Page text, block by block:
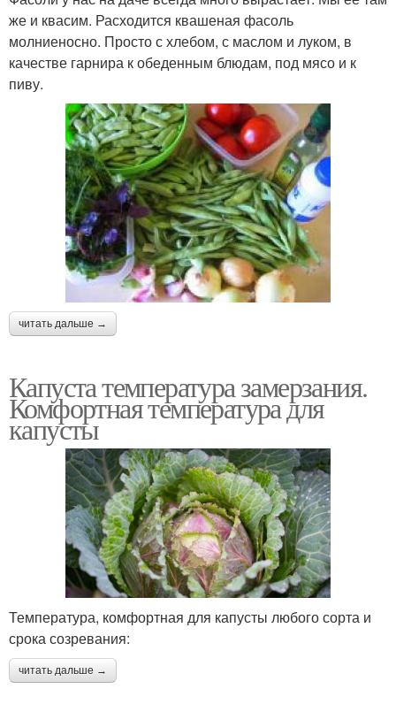
же и квасим. Расходится квашеная фасоль
молниеносно. Просто с хлебом, с маслом и луком, в
качестве гарнира к обеденным блюдам, под мясо и к
пиву.
читать дальше →
Капуста температура замерзания.
Комфортная температура для
капусты
Температура, комфортная для капусты любого сорта и
срока созревания:
читать дальше →